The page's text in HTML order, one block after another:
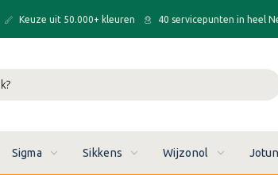
Keuze uit 50.000+ kleuren 40 servicepunten in heel
Sigma Sikkens Wijzonol Jotun